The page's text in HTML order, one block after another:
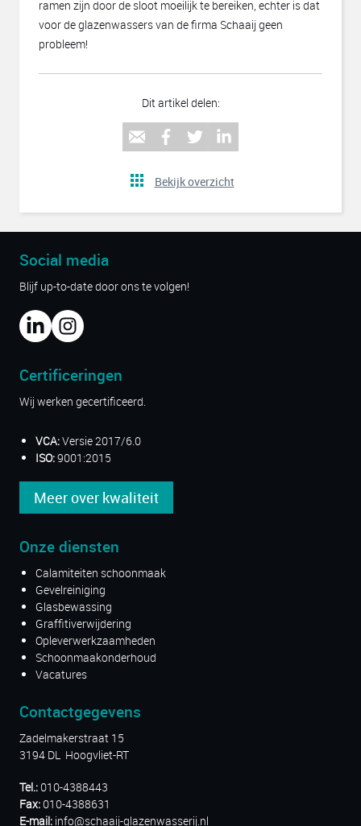
ramen zijn door de sloot moeilijk te bereiken, echter is dat
voor de glazenwassers van de firma Schaaij geen
probleem!
Dit artikel delen:
Bekijk overzicht
Social media
Blijf up-to-date door ons te volgen!
Certificeringen
Wij werken gecertificeerd.
VCA:Versie 2017/6.0
ISO:9001:2015
Meer over kwaliteit
Onze diensten
Calamiteiten schoonmaak
Gevelreiniging
Glasbewassing
Graffitiverwijdering
Opleverwerkzaamheden
Schoonmaakonderhoud
Vacatures
Contactgegevens
Zadelmakerstraat 15
3194 DL Hoogvliet-RT
Tel.: 010-4388443
Fax: 010-4388631
E-mail: info@schaaij-glazenwasserij.nl